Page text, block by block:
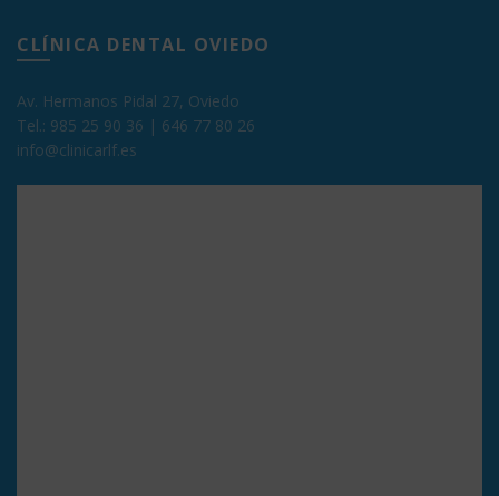
CLÍNICA DENTAL OVIEDO
Av. Hermanos Pidal 27, Oviedo
Tel.: 985 25 90 36 | 646 77 80 26
info@clinicarlf.es